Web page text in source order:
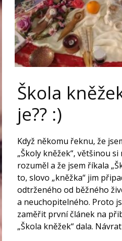
Škola
je?? :)
Když někomu řeknu, že
„Školy kněžek“, většinou
rozuměl a že jsem říkala
to, slovo „kněžka“ jim
odtrženého od běžného
a neuchopitelného. Proto
zaměřit první článek na
„Škola kněžek“ dala.